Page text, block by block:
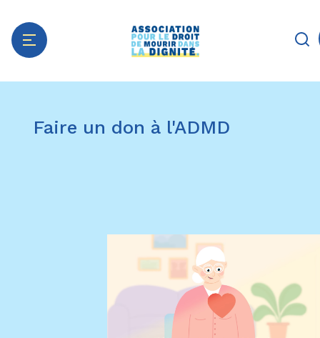
contenuFaire un don à l'ADMD